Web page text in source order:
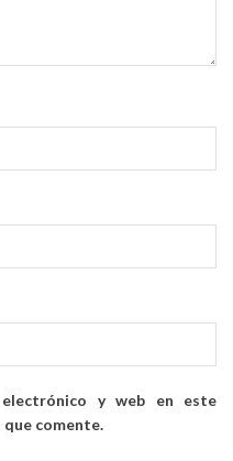
y web en este
que comente.